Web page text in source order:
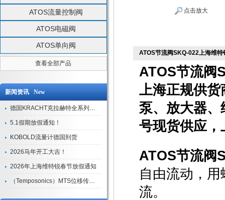
ATOS流量控制阀
ATOS电磁阀
ATOS单向阀
查看全部产品
新闻资讯 New
德国KRACHT克拉赫特全系列现货库存
5.1假期放假通知！
KOBOLD流量计德国到货
2026马年开工大吉！
2026年上海维特锐春节放假通知
（Temposonics）MTS位移传感器现货库存型号
点击放大
ATOS节流阀SKQ-022上海维特
ATOS节流阀
上海正规供
泵、放大器
号现货供应
ATOS节流阀
自由流动，
流。